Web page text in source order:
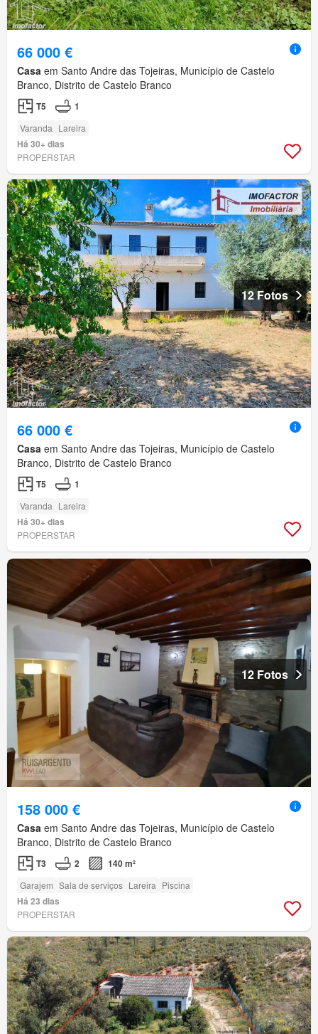
66 000 €
Casa em Santo Andre das Tojeiras, Município de Castelo
Branco, Distrito de Castelo Branco
T5 1
Varanda Lareira
Há 30+ dias
PROPERSTAR
12 Fotos
66 000 €
Casa em Santo Andre das Tojeiras, Município de Castelo
Branco, Distrito de Castelo Branco
T5 1
Varanda Lareira
Há 30+ dias
PROPERSTAR
12 Fotos
158 000 €
Casa em Santo Andre das Tojeiras, Município de Castelo
Branco, Distrito de Castelo Branco
T3 2 140 m²
Garajem Sala de serviços Lareira Piscina
Há 23 dias
PROPERSTAR